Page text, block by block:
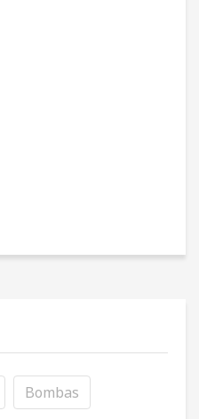
Bombas